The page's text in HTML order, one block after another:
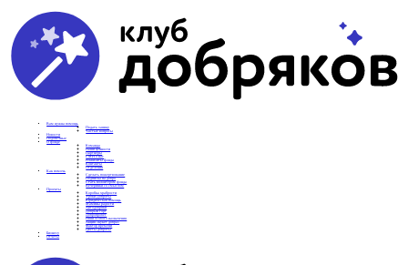
Вам нужна помощь
Подать заявку
Частые вопросы
Новости
Подопечные
О фонде
Команда
Наши ценности
Партнеры
СМИ о нас
Реквизиты фонда
Контакты
Отделения
Как помочь
Сделать пожертвование
Подписка на добро
Стать волонтером фонда
Вечеринки со смыслом
Проекты
Коробка храбрости
Уроки Доброты
Юридическая помощь
Мамины радости
Автодобряки
Добрый торт
Добропробег
Няни особого назначения
Акция «Букет добра»
Фактор времени
Цветы доброты
Бизнесу
Отчеты